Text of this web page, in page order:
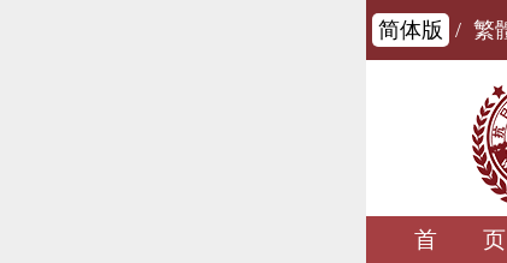
简体版 / 繁
首 页